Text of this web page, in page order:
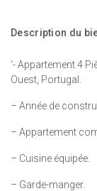
Description du
‘- Appartement 4
Ouest, Portugal.
– Année de
– Appartement
– Cuisine équipée.
– Garde-manger.